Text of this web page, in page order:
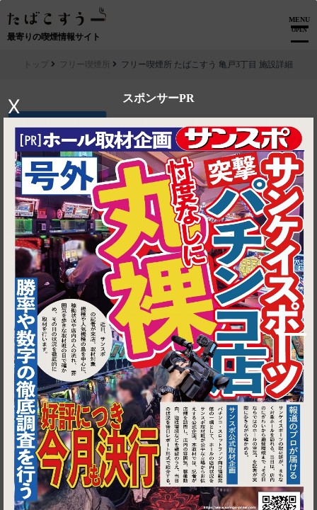
最寄りの喫煙情報サイト
MENU
OPEN
スポンサーPR
X
1
トップ フリー喫煙所 フリー喫煙所 たばこすう 亀戸3丁目 施設詳細
フリー喫煙所│フリー喫煙所 たばこすう 亀戸3丁目
東京都江東区亀戸３丁目３８−１３ フリー喫煙所